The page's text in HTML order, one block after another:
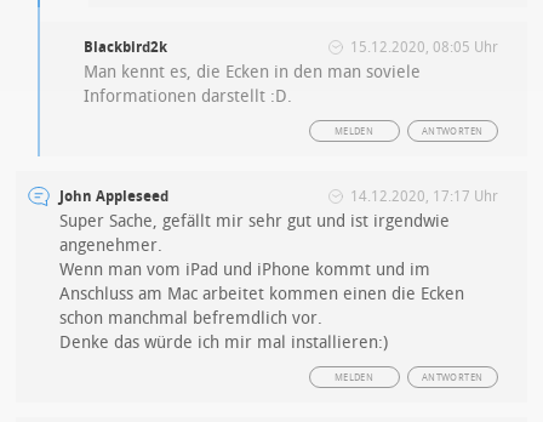
Blackbird2k 15.12.2020, 08:05 Uhr
Man kennt es, die Ecken in den man soviele
Informationen darstellt :D.
ANTWORTEN
MELDEN
John Appleseed 14.12.2020, 17:17 Uhr
Super Sache, gefällt mir sehr gut und ist irgendwie
angenehmer.
Wenn man vom iPad und iPhone kommt und im
Anschluss am Mac arbeitet kommen einen die Ecken
schon manchmal befremdlich vor.
Denke das würde ich mir mal installieren:)
ANTWORTEN
MELDEN